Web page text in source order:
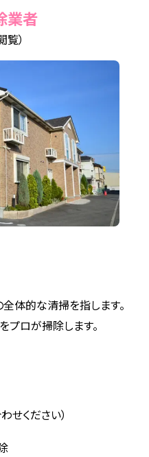
業者
）
体的な清掃を指します。
プロが掃除します。
せください）